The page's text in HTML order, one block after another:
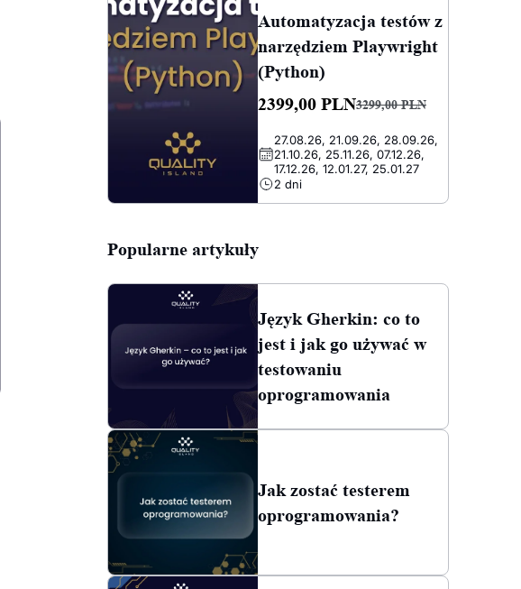
Automatyzacja testów z
narzędziem Playwright
(Python)
3299,00PLN
cena
wynosiła:
3299,00 PLN.
2399,00 PLN
cena
wynosi:
2399,00 PLN.
27.08.26, 21.09.26, 28.09.26,
21.10.26, 25.11.26, 07.12.26,
17.12.26, 12.01.27, 25.01.27
2 dni
Popularne artykuły
Język Gherkin: co to
jest i jak go używać w
testowaniu
oprogramowania
Jak zostać testerem
oprogramowania?